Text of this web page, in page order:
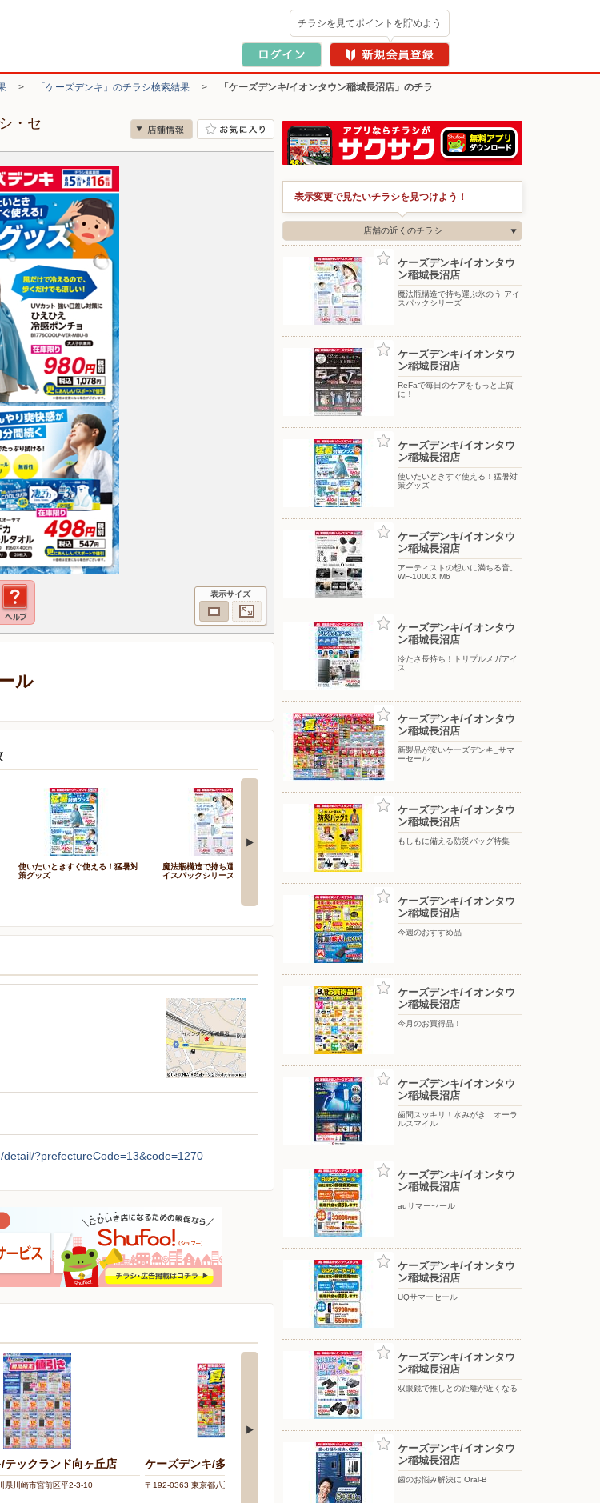
チラシを見てポイントを貯めよう
> 「ケーズデンキ」のチラシ検索結果 >
「ケーズデンキ/イオンタウン稲城長沼店」のチラ
・セ
表示サイズ
ル
使いたいときすぐ使える！猛暑対
策グッズ
魔法瓶構造で持ち運ぶ氷のう ア
イスパックシリーズ
ReFaで毎日のケアをもっと上質
?prefectureCode=13&code=1270
テックランド向ヶ丘店
県川崎市宮前区平2-3-10
ケーズデンキ/多摩ニュータウン店
〒192-0363 東京都八王子市別所2-39-5
コープみらい/コープ府中車返店
〒183-0011 東京都府中市白糸台5-29-16
表示変更で見たいチラシを見つけよう！
店舗の近くのチラシ
ケーズデンキ/イオンタウ
ン稲城長沼店
魔法瓶構造で持ち運ぶ氷のう アイ
スパックシリーズ
ケーズデンキ/イオンタウ
ン稲城長沼店
ReFaで毎日のケアをもっと上質
に！
ケーズデンキ/イオンタウ
ン稲城長沼店
使いたいときすぐ使える！猛暑対
策グッズ
ケーズデンキ/イオンタウ
ン稲城長沼店
アーティストの想いに満ちる音。
WF-1000X M6
ケーズデンキ/イオンタウ
ン稲城長沼店
冷たさ長持ち！トリプルメガアイ
ス
ケーズデンキ/イオンタウ
ン稲城長沼店
新製品が安いケーズデンキ_サマ
ーセール
ケーズデンキ/イオンタウ
ン稲城長沼店
もしもに備える防災バッグ特集
ケーズデンキ/イオンタウ
ン稲城長沼店
今週のおすすめ品
ケーズデンキ/イオンタウ
ン稲城長沼店
今月のお買得品！
ケーズデンキ/イオンタウ
ン稲城長沼店
歯間スッキリ！水みがき オーラ
ルスマイル
ケーズデンキ/イオンタウ
ン稲城長沼店
auサマーセール
ケーズデンキ/イオンタウ
ン稲城長沼店
UQサマーセール
ケーズデンキ/イオンタウ
ン稲城長沼店
双眼鏡で推しとの距離が近くなる
ケーズデンキ/イオンタウ
ン稲城長沼店
歯のお悩み解決に Oral-B